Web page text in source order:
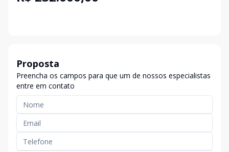
Proposta
Preencha os campos para que um de nossos especialistas
entre em contato